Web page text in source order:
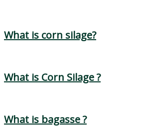
What is corn silage?
What is Corn Silage ?
What is bagasse ?